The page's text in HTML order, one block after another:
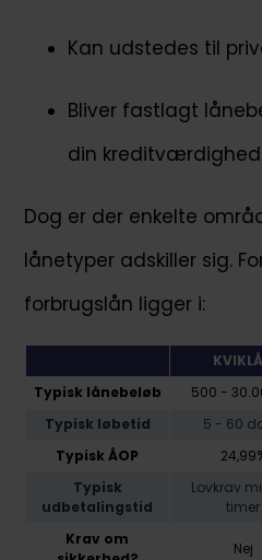
Kan udstedes til
Bliver fastlagt
din
Dog er der enkelte
lånetyper adskiller sig.
forbrugslån ligger i:
Typisk lånebeløb
500 -
Typisk løbetid
5 - 60
Typisk ÅOP
Typisk
udbetalingstid
Lovkrav
timer
Krav om
Nej